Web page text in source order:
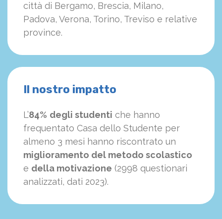
città di Bergamo, Brescia, Milano,
Padova, Verona, Torino, Treviso e relative
province.
Il nostro impatto
L’84% degli studenti che hanno
frequentato Casa dello Studente per
almeno 3 mesi hanno riscontrato un
miglioramento del metodo scolastico
e della motivazione (2998 questionari
analizzati, dati 2023).